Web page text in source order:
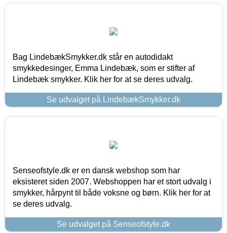
Bag LindebækSmykker.dk står en autodidakt
smykkedesinger, Emma Lindebæk, som er stifter af
Lindebæk smykker. Klik her for at se deres udvalg.
Se udvalget på LindebækSmykker.dk
Senseofstyle.dk er en dansk webshop som har
eksisteret siden 2007. Webshoppen har et stort udvalg i
smykker, hårpynt til både voksne og børn. Klik her for at
se deres udvalg.
Se udvalget på Senseofstyle.dk